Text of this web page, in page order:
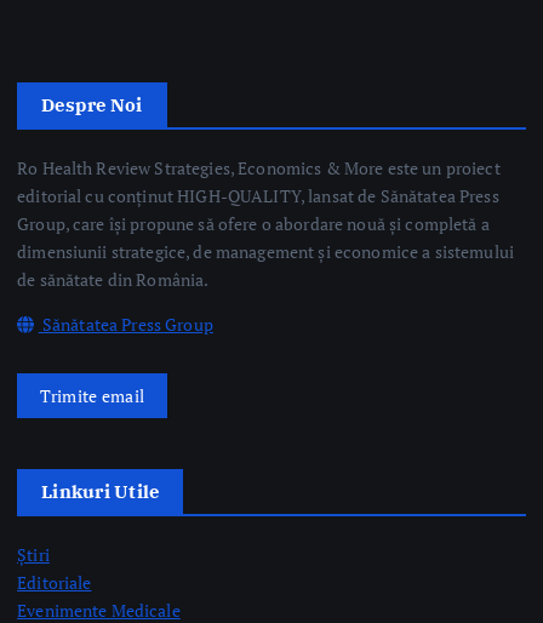
Despre Noi
Ro Health Review Strategies, Economics & More este un proiect
editorial cu conținut HIGH-QUALITY, lansat de Sănătatea Press
Group, care își propune să ofere o abordare nouă și completă a
dimensiunii strategice, de management și economice a sistemului
de sănătate din România.
Sănătatea Press Group
Trimite email
Linkuri Utile
Știri
Editoriale
Evenimente Medicale